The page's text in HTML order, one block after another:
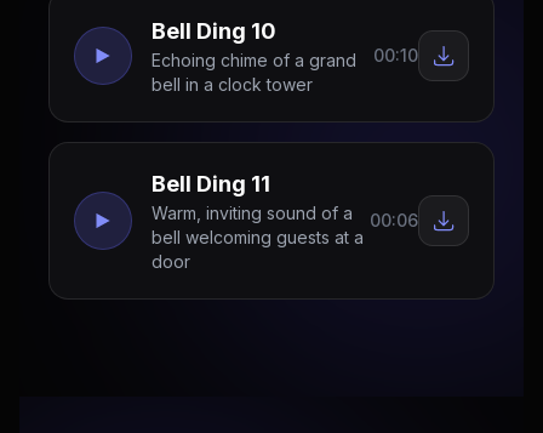
Bell Ding 10
Echoing chime of a grand
bell in a clock tower
00:10
Bell Ding 11
Warm, inviting sound of a
bell welcoming guests at a
door
00:06